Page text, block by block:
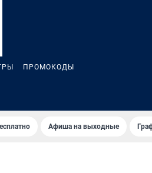
ПРОМОКОДЫ
Афиша на выходные